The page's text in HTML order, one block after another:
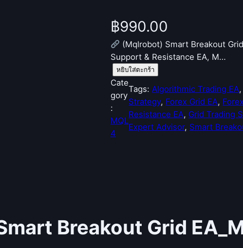
฿990.00
(Mqlrobot) Smart Breakout
Support & Resistance EA, M…
จำ
น
ว
น
(
M
)
หยิบใส่ตะกร้า
Cate
gory
:
MQL
4
Tags:Algorithmic Trading EA,
Strategy, Forex Grid EA,
Resistance EA, Grid Trading
Expert Advisor, Smart
Breakout Grid